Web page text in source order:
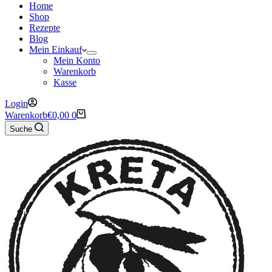
Home
Shop
Rezepte
Blog
Mein Einkauf
Mein Konto
Warenkorb
Kasse
Login
Warenkorb€0,00 0
Suche